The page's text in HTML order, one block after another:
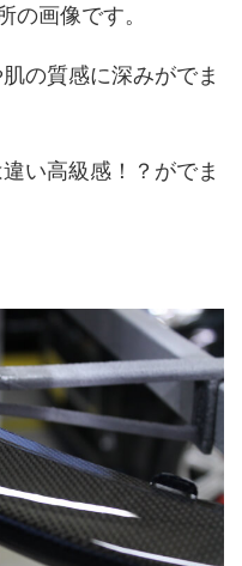
の画像です。
の質感に深みがでま
い高級感！？がでま